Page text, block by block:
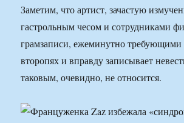
Заметим, что артист, зачастую
гастрольным чесом и сотрудниками
грамзаписи, ежеминутно требующими
второпях и вправду записывает
таковым, очевидно, не относится.